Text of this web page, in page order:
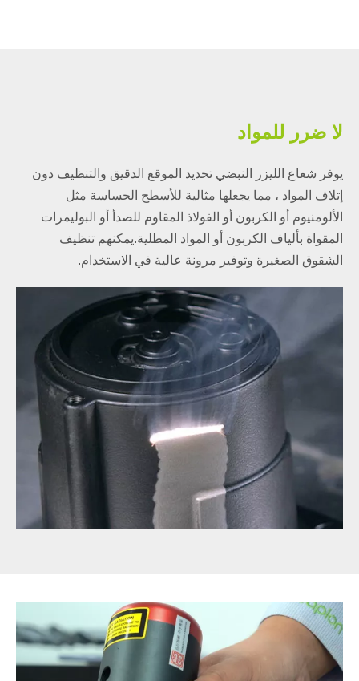
لا ضرر للمواد
يوفر شعاع الليزر النبضي تحديد الموقع الدقيق والتنظيف دون
إتلاف المواد ، مما يجعلها مثالية للأسطح الحساسة مثل
الألومنيوم أو الكربون أو الفولاذ المقاوم للصدأ أو البوليمرات
المقواة بألياف الكربون أو المواد المطلية.يمكنهم تنظيف
الشقوق الصغيرة وتوفير مرونة عالية في الاستخدام.